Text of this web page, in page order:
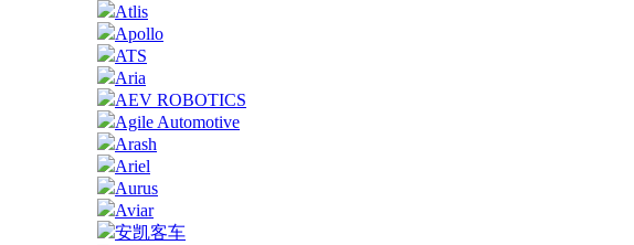
Atlis
Apollo
ATS
Aria
AEV ROBOTICS
Agile Automotive
Arash
Ariel
Aurus
Aviar
安凯客车